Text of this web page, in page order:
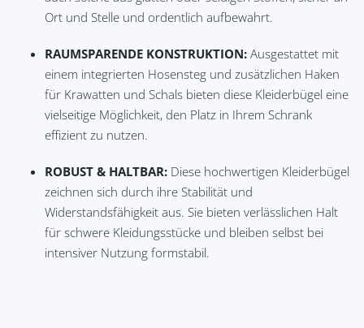
Ort und Stelle und ordentlich aufbewahrt.
RAUMSPARENDE KONSTRUKTION: Ausgestattet mit
einem integrierten Hosensteg und zusätzlichen Haken
für Krawatten und Schals bieten diese Kleiderbügel eine
vielseitige Möglichkeit, den Platz in Ihrem Schrank
effizient zu nutzen.
ROBUST & HALTBAR: Diese hochwertigen Kleiderbügel
zeichnen sich durch ihre Stabilität und
Widerstandsfähigkeit aus. Sie bieten verlässlichen Halt
für schwere Kleidungsstücke und bleiben selbst bei
intensiver Nutzung formstabil.